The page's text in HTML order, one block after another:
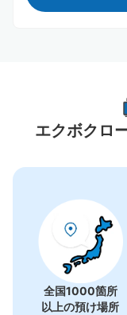
鳴門駅周
エクボクロ
全国1000箇所
以上の預け場所